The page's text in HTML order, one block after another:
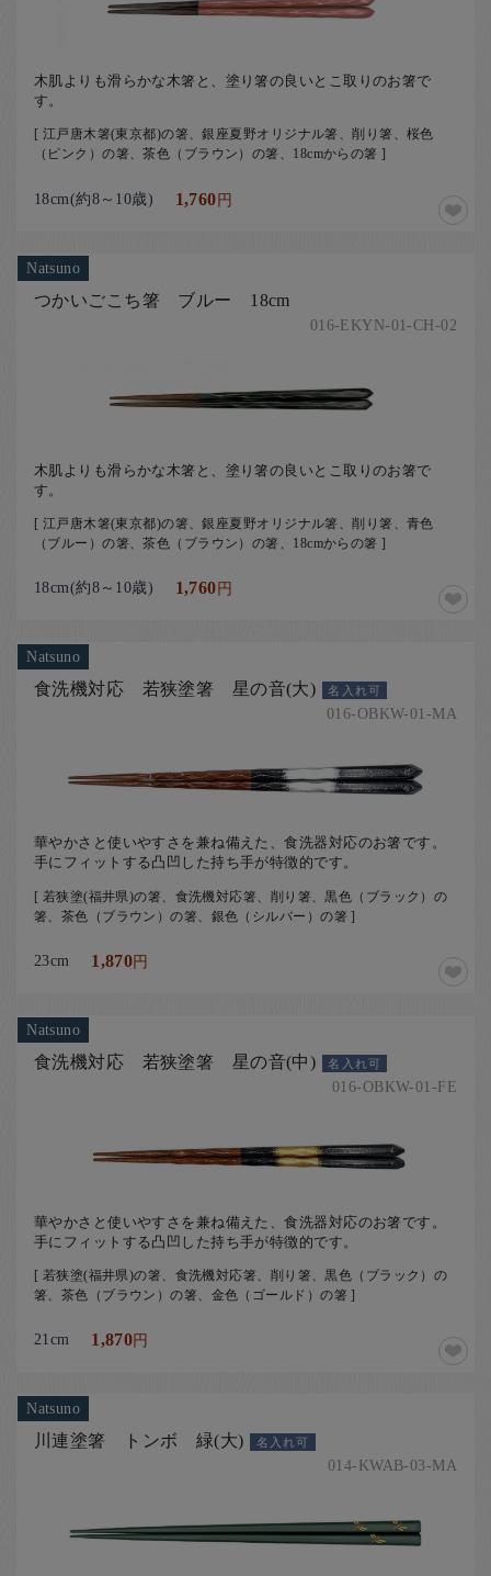
木肌よりも滑らかな木箸と、塗り箸の良いとこ取りのお箸で
す。
[ 江戸唐木箸(東京都)の箸、銀座夏野オリジナル箸、削り箸、桜色
（ピンク）の箸、茶色（ブラウン）の箸、18cmからの箸 ]
18cm(約8～10歳) 1,760円
Natsuno
つかいごこち箸 ブルー 18cm
016-EKYN-01-CH-02
木肌よりも滑らかな木箸と、塗り箸の良いとこ取りのお箸で
す。
[ 江戸唐木箸(東京都)の箸、銀座夏野オリジナル箸、削り箸、青色
（ブルー）の箸、茶色（ブラウン）の箸、18cmからの箸 ]
18cm(約8～10歳) 1,760円
Natsuno
食洗機対応 若狭塗箸 星の音(大) 名入れ可
016-OBKW-01-MA
華やかさと使いやすさを兼ね備えた、食洗器対応のお箸です。
手にフィットする凸凹した持ち手が特徴的です。
[ 若狭塗(福井県)の箸、食洗機対応箸、削り箸、黒色（ブラック）の
箸、茶色（ブラウン）の箸、銀色（シルバー）の箸 ]
23cm 1,870円
Natsuno
食洗機対応 若狭塗箸 星の音(中) 名入れ可
016-OBKW-01-FE
華やかさと使いやすさを兼ね備えた、食洗器対応のお箸です。
手にフィットする凸凹した持ち手が特徴的です。
[ 若狭塗(福井県)の箸、食洗機対応箸、削り箸、黒色（ブラック）の
箸、茶色（ブラウン）の箸、金色（ゴールド）の箸 ]
21cm 1,870円
Natsuno
川連塗箸 トンボ 緑(大) 名入れ可
014-KWAB-03-MA